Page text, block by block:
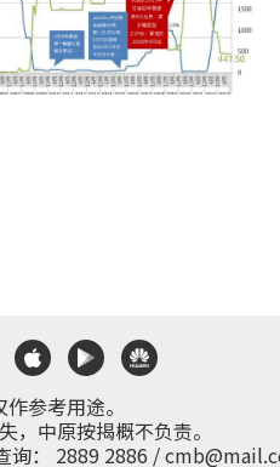
参考用途。
，中原按揭概不负责。
： 2889 2886 /